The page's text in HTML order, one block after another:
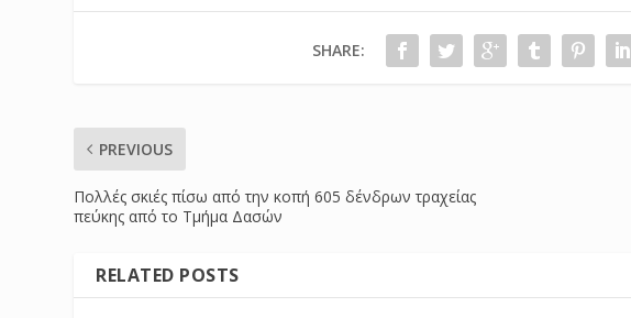
SHARE:
PREVIOUS
Πολλές σκιές πίσω από την κοπή 605 δένδρων τραχείας
πεύκης από το Τμήμα Δασών
RELATED POSTS